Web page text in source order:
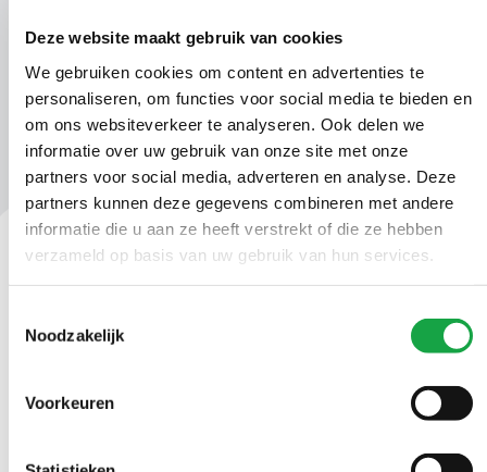
Deze website maakt gebruik van cookies
We gebruiken cookies om content en advertenties te
personaliseren, om functies voor social media te bieden en
om ons websiteverkeer te analyseren. Ook delen we
informatie over uw gebruik van onze site met onze
partners voor social media, adverteren en analyse. Deze
partners kunnen deze gegevens combineren met andere
informatie die u aan ze heeft verstrekt of die ze hebben
verzameld op basis van uw gebruik van hun services.
Noodzakelijk
Voorkeuren
Ma t/m vr 09.00 tot 17:00 uur